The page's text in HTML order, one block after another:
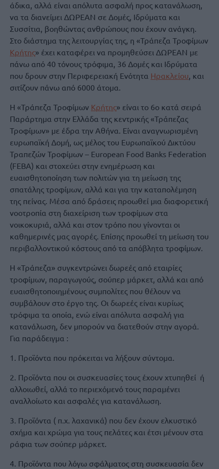
άδικα, αλλά είναι απόλυτα ασφαλή προς κατανάλωση,
να τα διανείμει ΔΩΡΕΑΝ σε Δομές, Ιδρύματα και
Συσσίτια, βοηθώντας ανθρώπους που έχουν ανάγκη.
Στο διάστημα της λειτουργίας της, η «Τράπεζα Τροφίμων
Κρήτης» έχει καταφέρει να προμηθεύσει ΔΩΡΕΑΝ με
πάνω από 40 τόνους τρόφιμα, 36 Δομές και Ιδρύματα
που δρουν στην Περιφερειακή Ενότητα Ηρακλείου, και
σιτίζουν πάνω από 6000 άτομα.
Η «Τράπεζα Τροφίμων Κρήτης» είναι το 6ο κατά σειρά
Παράρτημα στην Ελλάδα της κεντρικής «Τράπεζας
Τροφίμων» με έδρα την Αθήνα. Είναι αναγνωρισμένη
ευρωπαϊκή Δομή, ως μέλος του Ευρωπαϊκού Δικτύου
Τραπεζών Τροφίμων – European Food Banks Federation
(FEBA) και στοχεύει στην ενημέρωση και
ευαισθητοποίηση των πολιτών για τη μείωση της
σπατάλης τροφίμων, αλλά και για την καταπολέμηση
της πείνας. Μέσα από δράσεις προωθεί μια διαφορετική
νοοτροπία στη διαχείριση των τροφίμων στα
νοικοκυριά, αλλά και στον τρόπο που γίνονται οι
καθημερινές μας αγορές. Επίσης προωθεί τη μείωση του
περιβαλλοντικού κόστους από τα απόβλητα τροφίμων.
H «Τράπεζα» συγκεντρώνει δωρεές από εταιρίες
τροφίμων, παραγωγούς, σούπερ μάρκετ, αλλά και από
ευαισθητοποιημένους συμπολίτες που θέλουν να
συμβάλουν στο έργο της. Οι δωρεές είναι κυρίως
τρόφιμα τα οποία, ενώ είναι απόλυτα ασφαλή για
κατανάλωση, δεν μπορούν να διατεθούν στην αγορά.
Για παράδειγμα :
1. Προϊόντα που πρόκειται να λήξουν σύντομα.
2. Προϊόντα που οι συσκευασίες τους έχουν χτυπηθεί ή
αλλοιωθεί, αλλά το περιεχόμενό τους παραμένει
αναλλοίωτο και ασφαλές για κατανάλωση.
3. Προϊόντα ( π.χ. λαχανικά) που δεν έχουν ελκυστικό
σχήμα και χρώμα για τους πελάτες και έτσι μένουν στα
ράφια των σούπερ μάρκετ.
4. Προϊόντα που λόγω σφάλματος στη συσκευασία δεν